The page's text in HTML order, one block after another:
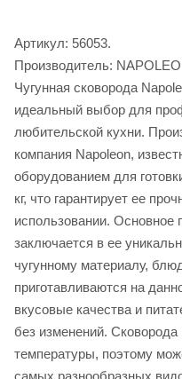
Артикул: 56053.
Производитель:
Чугунная сковорода
идеальный выбор для
любительской кухни.
компания Napoleon,
оборудованием для
кг, что гарантирует ее
использовании.
заключается в ее
чугунному материалу,
приготавливаются на
вкусовые качества и
без изменений.
температуры, поэтому